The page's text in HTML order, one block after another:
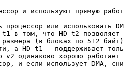
и используют прямую
процессор или использовать
t1 в том, что HD t2 позволяет
размера (в блоках по 512
а HD t1 - поддерживает
v2 одинаково хорошо
и если использует DMA,